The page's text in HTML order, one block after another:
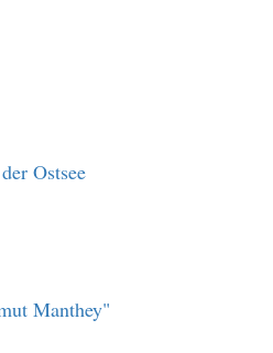
Ostsee
Manthey"